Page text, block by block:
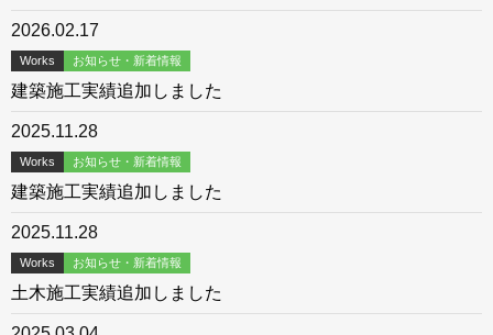
2026.02.17
Works お知らせ・新着情報
建築施工実績追加しました
2025.11.28
Works お知らせ・新着情報
建築施工実績追加しました
2025.11.28
Works お知らせ・新着情報
土木施工実績追加しました